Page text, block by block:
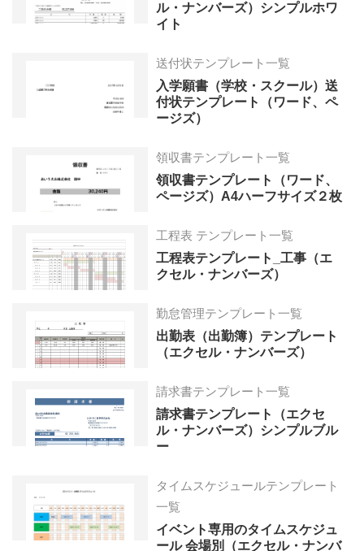
ル・ナンバーズ）シンプルホワ
イト
送付状テンプレート一覧
入学願書（学校・スクール）送
付状テンプレート（ワード、ペ
ージズ）
領収書テンプレート一覧
領収書テンプレート（ワード、
ページズ）A4ハーフサイズ２枚
工程表 テンプレート一覧
工程表テンプレート_工事（エ
クセル・ナンバーズ）
勤怠管理テンプレート一覧
出勤表（出勤簿）テンプレート
（エクセル・ナンバーズ）
請求書テンプレート一覧
請求書テンプレート（エクセ
ル・ナンバーズ）シンプルブル
ー
タイムスケジュールテンプレート
一覧
イベント専用のタイムスケジュ
ール 会場別（エクセル・ナンバ